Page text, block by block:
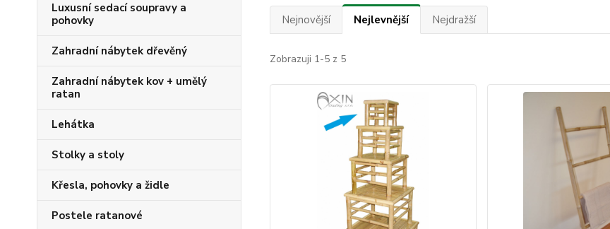
Luxusní sedací soupravy a
pohovky
Zahradní nábytek dřevěný
Zahradní nábytek kov + umělý
ratan
Lehátka
Stolky a stoly
Křesla, pohovky a židle
Postele ratanové
Nejnovější Nejlevnější Nejdražší
Zobrazuji 1-5 z 5